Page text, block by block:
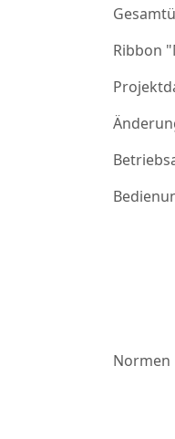
Ribbon
Normen